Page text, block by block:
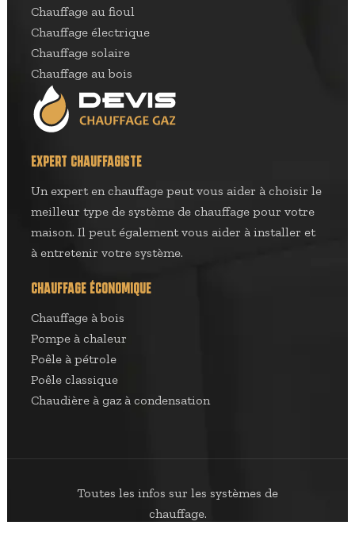
Chauffage au fioul
Chauffage électrique
Chauffage solaire
Chauffage au bois
EXPERT CHAUFFAGISTE
Un expert en chauffage peut vous aider à choisir le
meilleur type de système de chauffage pour votre
maison. Il peut également vous aider à installer et
à entretenir votre système.
CHAUFFAGE ÉCONOMIQUE
Chauffage à bois
Pompe à chaleur
Poêle à pétrole
Poêle classique
Chaudière à gaz à condensation
Toutes les infos sur les systèmes de
chauffage.